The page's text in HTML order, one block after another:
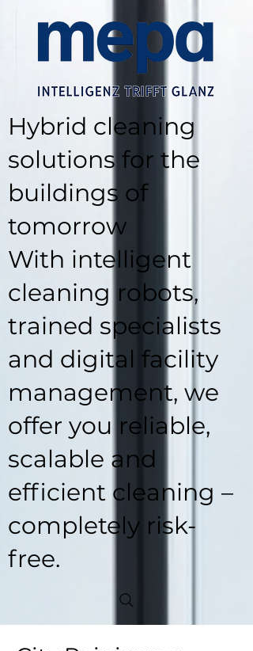
Hybrid cleaning
solutions for the
buildings of
tomorrow
With intelligent
cleaning robots,
trained specialists
and digital facility
management, we
offer you reliable,
scalable and
efficient cleaning –
completely risk-
free.